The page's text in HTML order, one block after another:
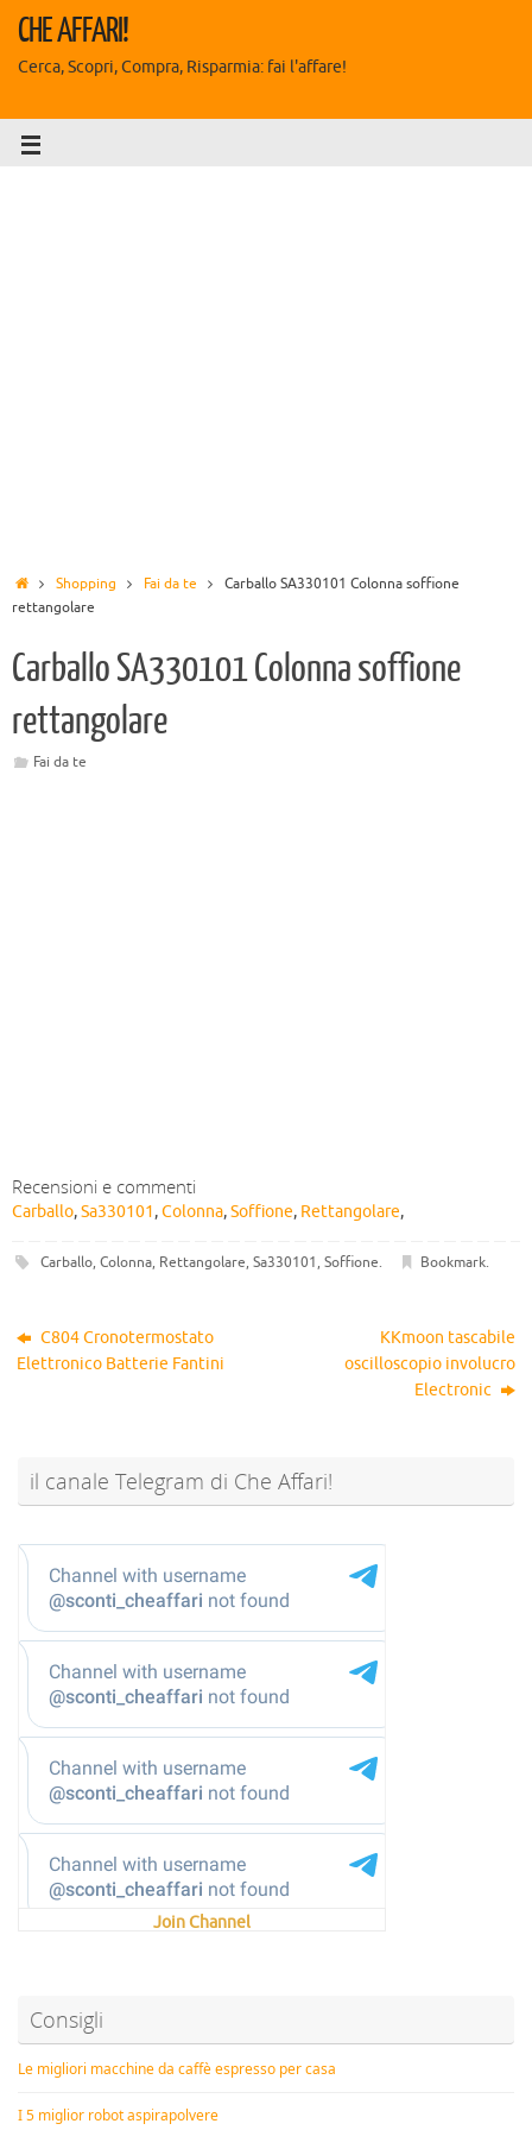
CHE AFFARI!
Cerca, Scopri, Compra, Risparmia: fai l'affare!
Shopping Fai da te
Carballo SA330101 Colonna soffione
rettangolare
Carballo SA330101 Colonna soffione
rettangolare
Fai da te
Recensioni e commenti
Carballo,Sa330101,Colonna,Soffione, Rettangolare,
Carballo, Colonna, Rettangolare, Sa330101, Soffione. Bookmark.
C804 Cronotermostato
Elettronico Batterie Fantini
KKmoon tascabile
oscilloscopio involucro
Electronic
il canale Telegram di Che Affari!
Join Channel
Consigli
Le migliori macchine da caffè espresso per casa
I 5 miglior robot aspirapolvere